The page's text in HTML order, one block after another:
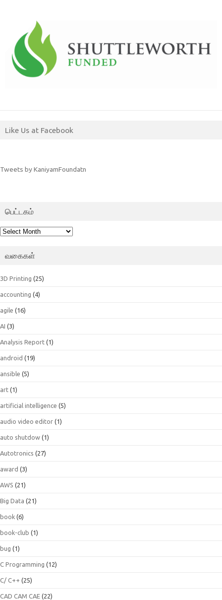
Like Us at Facebook
Tweets by KaniyamFoundatn
பெட்டகம்
பெட்டகம்
வகைகள்
3D Printing (25)
accounting (4)
agile (16)
AI (3)
Analysis Report (1)
android (19)
ansible (5)
art (1)
artificial intelligence (5)
audio video editor (1)
auto shutdow (1)
Autotronics (27)
award (3)
AWS (21)
Big Data (21)
book (6)
book-club (1)
bug (1)
C Programming (12)
C/ C++ (25)
CAD CAM CAE (22)